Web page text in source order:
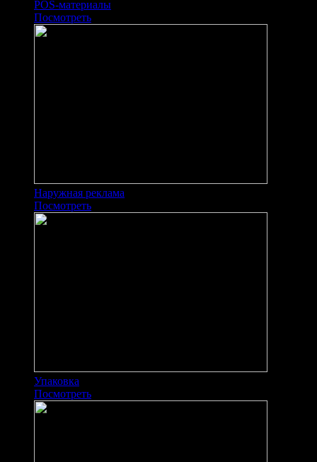
POS-материалы
Посмотреть
Наружная реклама
Посмотреть
Упаковка
Посмотреть